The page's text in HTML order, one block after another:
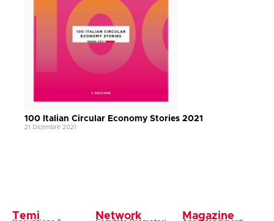
100 Italian Circular Economy Stories 2021
21 Dicembre 2021
Temi Network Magazine